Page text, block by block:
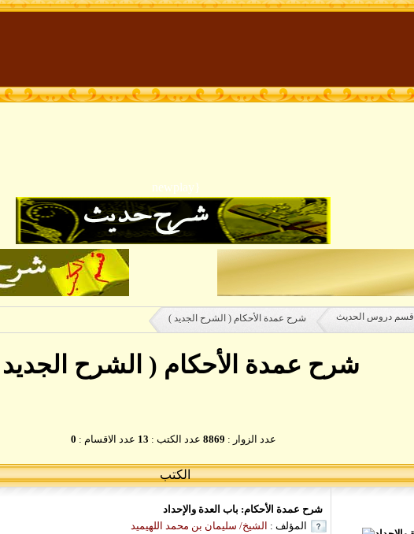
{newplay
قسم دروس الحديث شرح عمدة الأحكام ( الشرح الجديد )
شرح عمدة الأحكام ( الشرح
عدد الزوار : 8869 عدد الكتب : 13 عدد الاقسام : 0
الكتب
شرح عمدة الأحكام: باب العدة والإحداد
المؤلف : الشيخ/ سليمان بن محمد اللهيميد